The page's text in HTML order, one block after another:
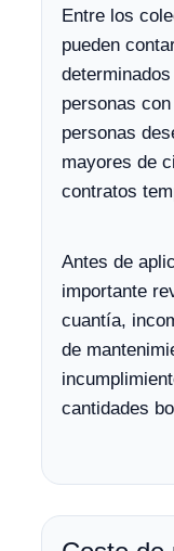
Entre los
pueden
personas
personas
mayores de
contratos
Antes de
importante
cuantía,
de
cantidades